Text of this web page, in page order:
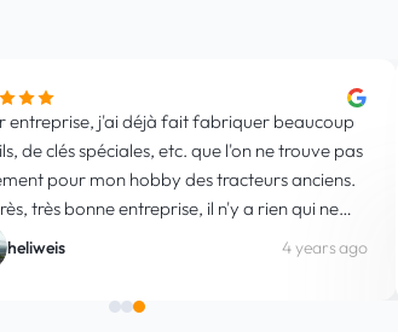
recommander l'entreprise, très bon
prix. Employés très sympathiques.
de revenir.
3 years ago
et